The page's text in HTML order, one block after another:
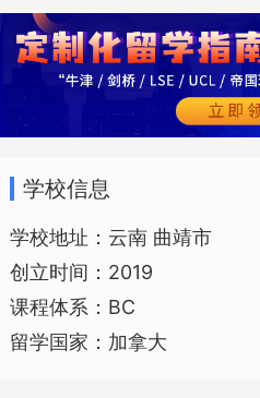
的学校之一。2005
年，学校连续三年被
工作先进集体”。
学校信息
学校地址：云南 曲靖市
创立时间：2019
课程体系：BC
留学国家：加拿大